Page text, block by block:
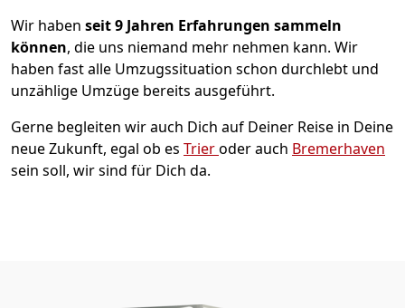
Wir haben seit9 Jahren Erfahrungen sammeln
können, die uns niemand mehr nehmen kann. Wir
haben fast alle Umzugssituation schon durchlebt und
unzählige Umzüge bereits ausgeführt.
Gerne begleiten wir auch Dich auf Deiner Reise in Deine
neue Zukunft, egal ob es Trieroder auch Bremer­haven
sein soll, wir sind für Dich da.